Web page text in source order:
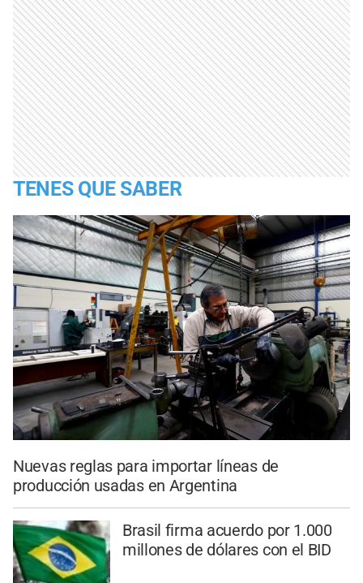
TENES QUE SABER
Nuevas reglas para importar líneas de
producción usadas en Argentina
Brasil firma acuerdo por 1.000
millones de dólares con el BID